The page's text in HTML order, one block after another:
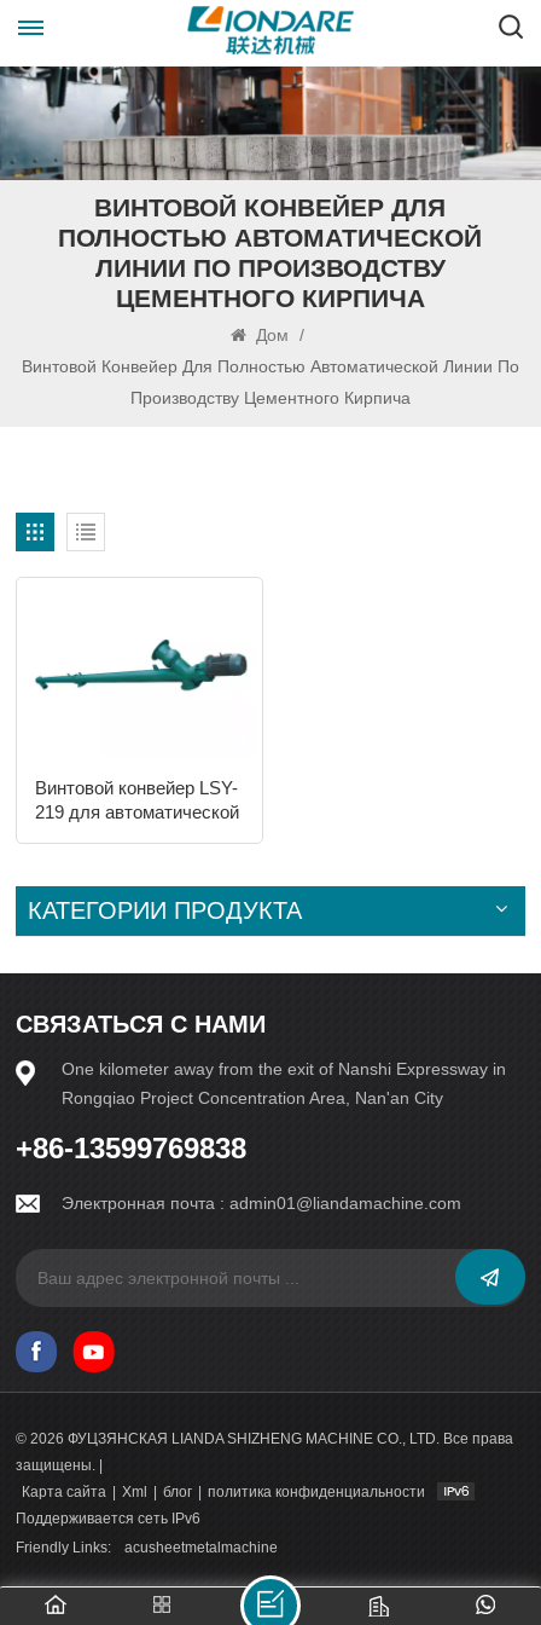
ВИНТОВОЙ КОНВЕЙЕР ДЛЯ
ПОЛНОСТЬЮ АВТОМАТИЧЕСКОЙ
ЛИНИИ ПО ПРОИЗВОДСТВУ
ЦЕМЕНТНОГО КИРПИЧА
Дом
/
Винтовой Конвейер Для Полностью Автоматической Линии По
Производству Цементного Кирпича
Винтовой конвейер LSY-
219 для автоматической
КАТЕГОРИИ ПРОДУКТА
СВЯЗАТЬСЯ С НАМИ
One kilometer away from the exit of Nanshi Expressway in
Rongqiao Project Concentration Area, Nan'an City
+86-13599769838
Электронная почта :admin01@liandamachine.com
© 2026 ФУЦЗЯНСКАЯ LIANDA SHIZHENG MACHINE CO., LTD. Все права
защищены. |
Карта сайта | Xml | блог | политика конфиденциальности
Поддерживается сеть IPv6
Friendly Links:
acusheetmetalmachine